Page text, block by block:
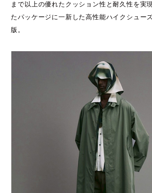
まで以上の優れたクッション性と耐久性を実
たパッケージに一新した高性能ハイクシュー
版。